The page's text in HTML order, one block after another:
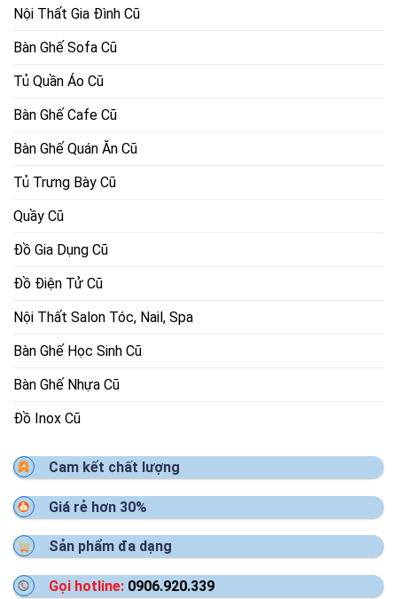
Nội Thất Gia Đình Cũ
Bàn Ghế Sofa Cũ
Tủ Quần Áo Cũ
Bàn Ghế Cafe Cũ
Bàn Ghế Quán Ăn Cũ
Tủ Trưng Bày Cũ
Quầy Cũ
Đồ Gia Dụng Cũ
Đồ Điện Tử Cũ
Nội Thất Salon Tóc, Nail, Spa
Bàn Ghế Học Sinh Cũ
Bàn Ghế Nhựa Cũ
Đồ Inox Cũ
Cam kết chất lượng
Giá rẻ hơn 30%
Sản phẩm đa dạng
Gọi hotline: 0906.920.339